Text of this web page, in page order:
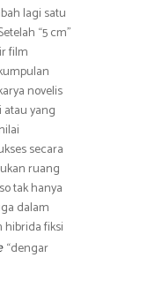
lagi satu
“5 cm”
film
novelis
atau yang
secara
ruang
tak hanya
dalam
hibrida fiksi
“dengar